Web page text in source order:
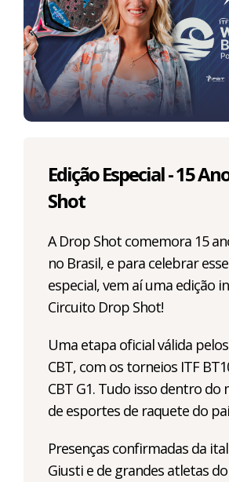
Edição Especial - 15
Shot
A Drop Shot comemora 15
no Brasil, e para celebrar
especial, vem aí uma edição
Circuito Drop Shot!
Uma etapa oficial válida
CBT, com os torneios ITF
CBT G1. Tudo isso dentro
de esportes de raquete do
Presenças confirmadas da
Giusti e de grandes atletas